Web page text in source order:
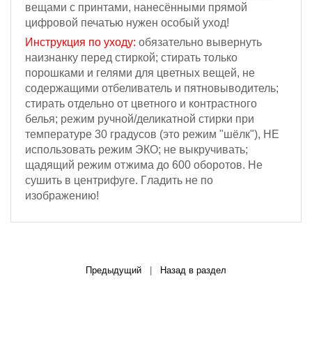
вещами с принтами, нанесёнными прямой
цифровой печатью нужен особый уход!
Инструкция по уходу: обязательно вывернуть
наизнанку перед стиркой; стирать только
порошками и гелями для цветных вещей, не
содержащими отбеливатель и пятновыводитель;
стирать отдельно от цветного и контрастного
белья; режим ручной/деликатной стирки при
температуре 30 градусов (это режим "шёлк"), НЕ
использовать режим ЭКО; не выкручивать;
щадящий режим отжима до 600 оборотов. Не
сушить в центрифуге. Гладить не по
изображению!
Предыдущий Назад в раздел